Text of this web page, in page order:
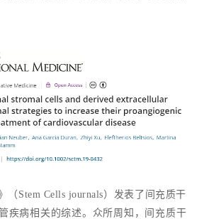
（Stem Cells journals）发表了间充质干
疾病相关的综述。众所周知，间充质干